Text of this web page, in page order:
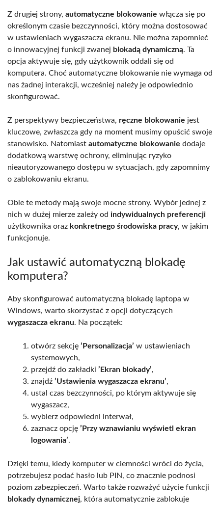
Z drugiej strony, automatyczne blokowanie włącza się po
określonym czasie bezczynności, który można dostosować
w ustawieniach wygaszacza ekranu. Nie można zapomnieć
o innowacyjnej funkcji zwanej blokadą dynamiczną. Ta
opcja aktywuje się, gdy użytkownik oddali się od
komputera. Choć automatyczne blokowanie nie wymaga od
nas żadnej interakcji, wcześniej należy je odpowiednio
skonfigurować.
Z perspektywy bezpieczeństwa, ręczne blokowanie jest
kluczowe, zwłaszcza gdy na moment musimy opuścić swoje
stanowisko. Natomiast automatyczne blokowanie dodaje
dodatkową warstwę ochrony, eliminując ryzyko
nieautoryzowanego dostępu w sytuacjach, gdy zapomnimy
o zablokowaniu ekranu.
Obie te metody mają swoje mocne strony. Wybór jednej z
nich w dużej mierze zależy od indywidualnych preferencji
użytkownika oraz konkretnego środowiska pracy, w jakim
funkcjonuje.
Jak ustawić automatyczną blokadę
komputera?
Aby skonfigurować automatyczną blokadę laptopa w
Windows, warto skorzystać z opcji dotyczących
wygaszacza ekranu. Na początek:
otwórz sekcję ’Personalizacja’ w ustawieniach
systemowych,
przejdź do zakładki ’Ekran blokady’,
znajdź ’Ustawienia wygaszacza ekranu’,
ustal czas bezczynności, po którym aktywuje się
wygaszacz,
wybierz odpowiedni interwał,
zaznacz opcję ’Przy wznawianiu wyświetl ekran
logowania’.
Dzięki temu, kiedy komputer w ciemności wróci do życia,
potrzebujesz podać hasło lub PIN, co znacznie podnosi
poziom zabezpieczeń. Warto także rozważyć użycie funkcji
blokady dynamicznej, która automatycznie zablokuje